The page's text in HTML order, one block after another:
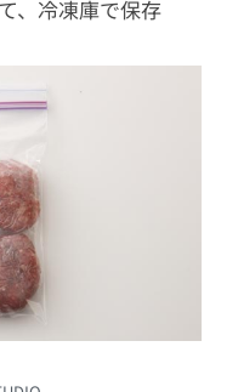
、冷凍庫で保存